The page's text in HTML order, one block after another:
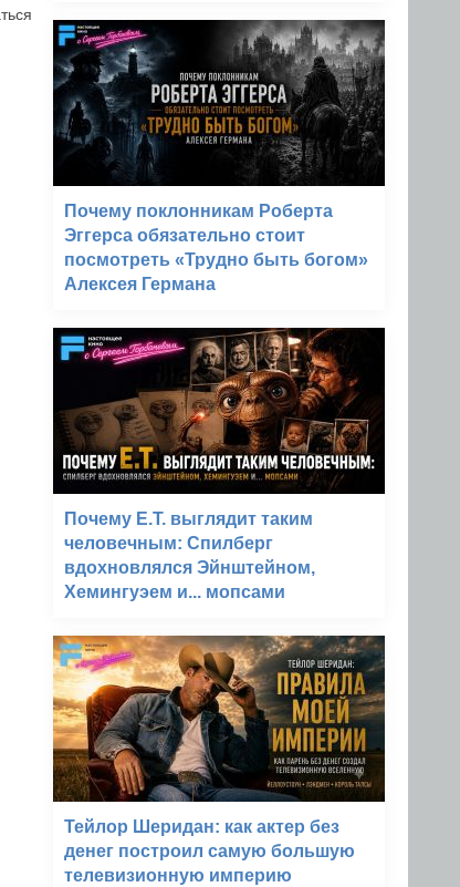
Почему поклонникам Роберта
Эггерса обязательно стоит
посмотреть «Трудно быть богом»
Алексея Германа
Почему E.T. выглядит таким
человечным: Спилберг
вдохновлялся Эйнштейном,
Хемингуэем и... мопсами
Тейлор Шеридан: как актер без
денег построил самую большую
телевизионную империю